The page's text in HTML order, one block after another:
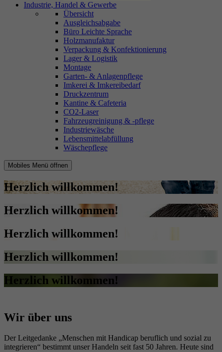
Industrie, Handel & Gewerbe
Übersicht
Ausgleichsabgabe
Büro Leichte Sprache
Holzmanufaktur
Verpackung & Konfektionierung
Lager & Logistik
Montage
Garten- & Anlagenpflege
Imkerei & Imkereibedarf
Druckzentrum
Kantine & Cafeteria
CO2-Laser
Fahrzeugreinigung & -pflege
Industriewäsche
Lebensmittelabfüllung
Wäschepflege
Mobiles Menü öffnen
Herzlich willkommen!
Herzlich willkommen!
Herzlich willkommen!
Herzlich willkommen!
Herzlich willkommen!
Wir über uns
Der Leitgedanke „Menschen mit Handicap beruflich und sozial zu
integrieren“ bestimmt unser Handeln seit fast 50 Jahren. Heute sind